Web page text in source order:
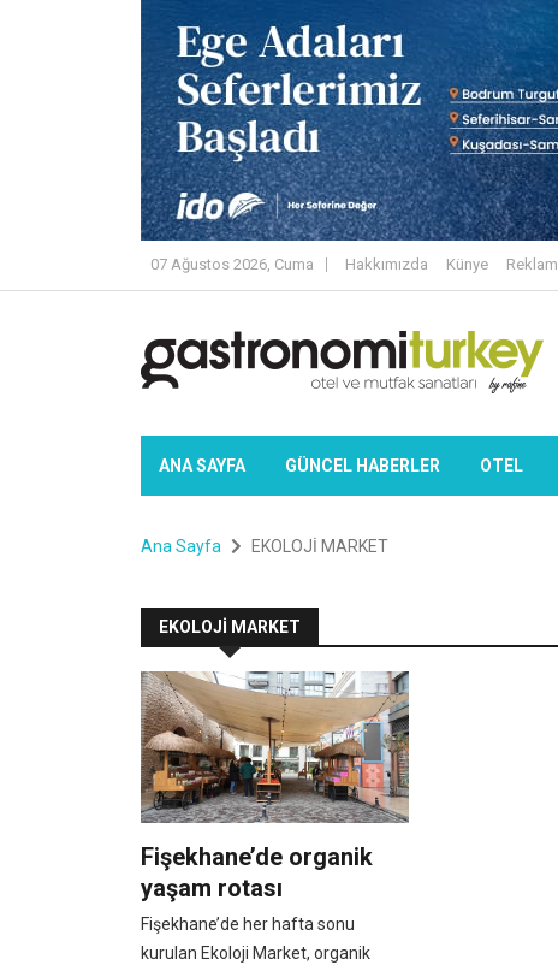
07 Ağustos 2026, Cuma Hakkımızda Künye Reklam
ANA SAYFA GÜNCEL HABERLER OTEL
Ana Sayfa EKOLOJİ MARKET
EKOLOJİ MARKET
Fişekhane’de organik
yaşam rotası
Fişekhane’de her hafta sonu
kurulan Ekoloji Market, organik